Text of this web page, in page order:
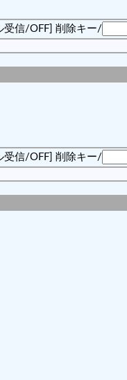
信/OFF] 削除キー/
信/OFF] 削除キー/